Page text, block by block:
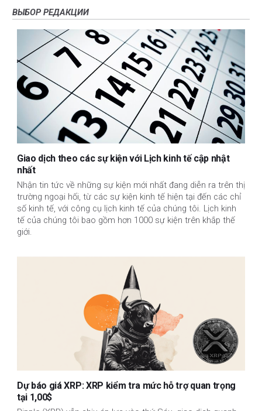
ВЫБОР РЕДАКЦИИ
Giao dịch theo các sự kiện với Lịch kinh tế cập nhật
nhất
Nhận tin tức về những sự kiện mới nhất đang diễn ra trên thị
trường ngoại hối, từ các sự kiện kinh tế hiện tại đến các chỉ
số kinh tế, với công cụ lịch kinh tế của chúng tôi. Lịch kinh
tế của chúng tôi bao gồm hơn 1000 sự kiện trên khắp thế
giới.
Dự báo giá XRP: XRP kiểm tra mức hỗ trợ quan trọng
tại 1,00$